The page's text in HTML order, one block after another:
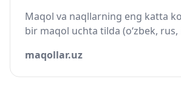
Maqol va naqllarning eng katta
bir maqol uchta tilda (o‘zbek, rus,
maqollar.uz